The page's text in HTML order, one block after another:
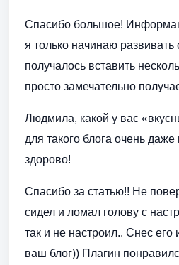
Спасибо большое!
я только начинаю развивать
получалось вставить
просто замечательно
Людмила, какой у вас
для такого блога очень
здорово!
Спасибо за статью!! Не
сидел и ломал голову с
так и не настроил.. Снес его
ваш блог)) Плагин